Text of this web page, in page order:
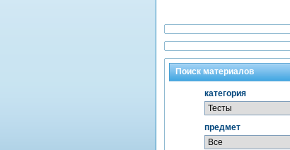
Поиск материалов
категория
предмет